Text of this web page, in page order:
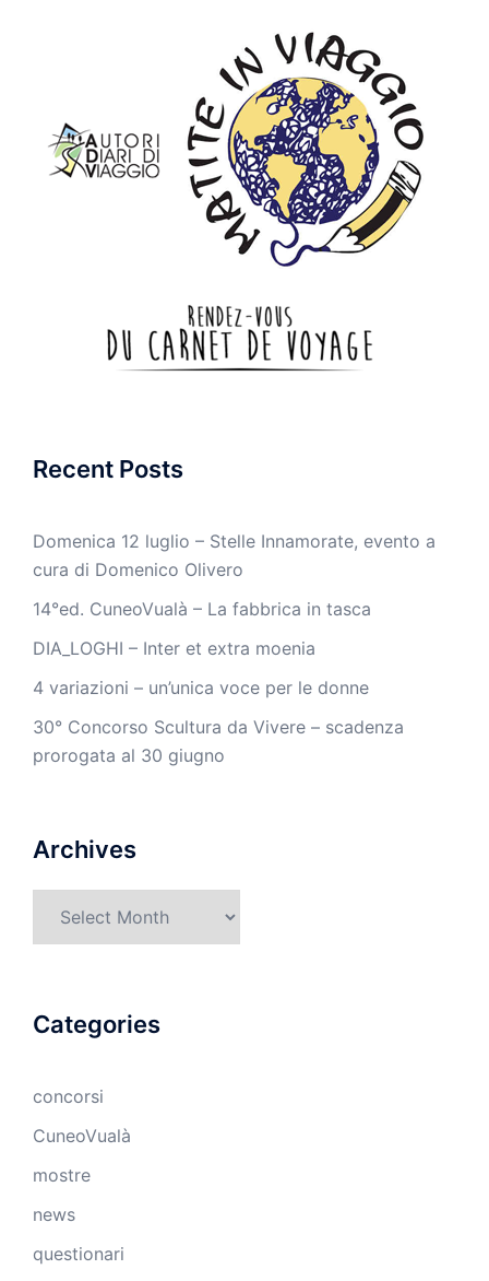
Recent Posts
Domenica 12 luglio – Stelle Innamorate, evento a
cura di Domenico Olivero
14°ed. CuneoVualà – La fabbrica in tasca
DIA_LOGHI – Inter et extra moenia
4 variazioni – un’unica voce per le donne
30° Concorso Scultura da Vivere – scadenza
prorogata al 30 giugno
Archives
Categories
concorsi
CuneoVualà
mostre
news
questionari